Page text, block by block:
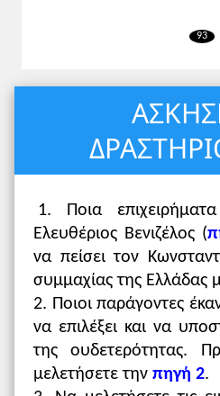
93
1. Ποια
Ελευθέριος Βενιζέλος (
να πείσει τον
συμμαχίας της Ελλάδας
2. Ποιοι παράγοντες
να επιλέξει και να
της ουδετερότητας.
μελετήσετε την πηγή 2.